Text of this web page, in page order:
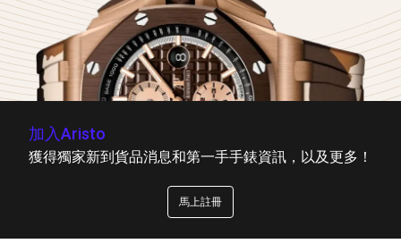
加入Aristo
獲得獨家新到貨品消息和第一手手錶資訊，以及更多！
馬上註冊